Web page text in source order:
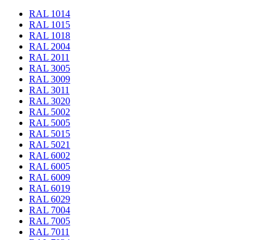
RAL 1014
RAL 1015
RAL 1018
RAL 2004
RAL 2011
RAL 3005
RAL 3009
RAL 3011
RAL 3020
RAL 5002
RAL 5005
RAL 5015
RAL 5021
RAL 6002
RAL 6005
RAL 6009
RAL 6019
RAL 6029
RAL 7004
RAL 7005
RAL 7011